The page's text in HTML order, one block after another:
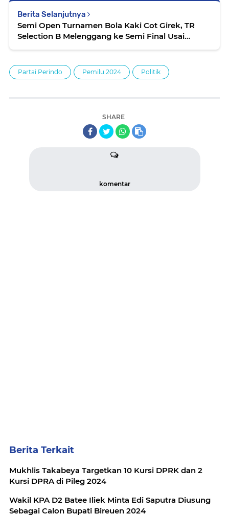
Berita Selanjutnya
Semi Open Turnamen Bola Kaki Cot Girek, TR
Selection B Melenggang ke Semi Final Usai
Partai Perindo Pemilu 2024 Politik
SHARE
komentar
Berita Terkait
Mukhlis Takabeya Targetkan 10 Kursi DPRK dan 2
Kursi DPRA di Pileg 2024
Wakil KPA D2 Batee Iliek Minta Edi Saputra Diusung
Sebagai Calon Bupati Bireuen 2024